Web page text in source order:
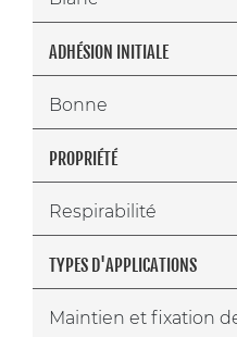
ADHÉSION INITIALE
Bonne
PROPRIÉTÉ
Respirabilité
TYPES D'APPLICATIONS
Maintien et fixation